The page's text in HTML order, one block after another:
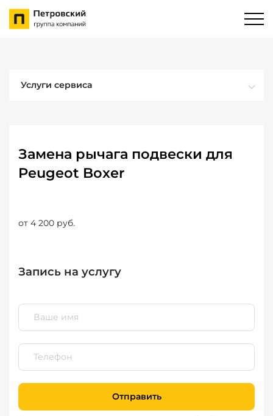
Услуги сервиса
Замена рычага подвески для
Peugeot Boxer
от 4 200 руб.
Запись на услугу
Отправить